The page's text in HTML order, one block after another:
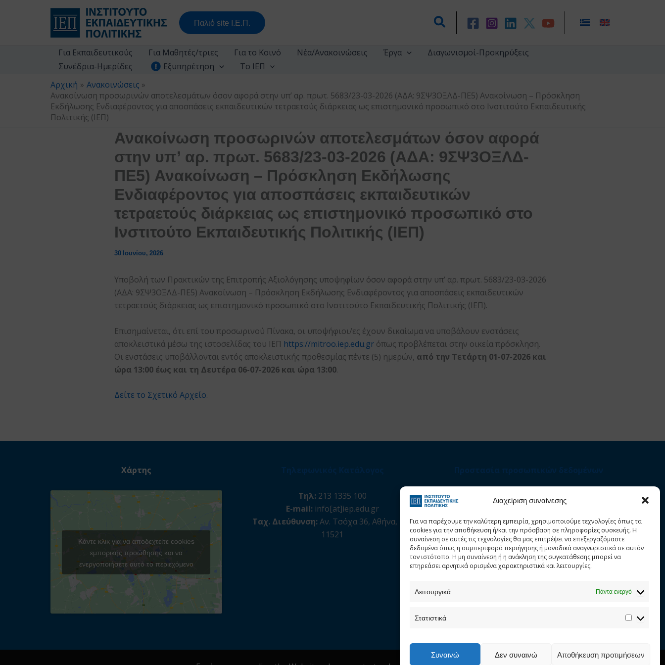
Διαχείριση συναίνεσης
Για να παρέχουμε την καλύτερη εμπειρία, χρησιμοποιούμε τεχνολογίες όπως τα
cookies για την αποθήκευση ή/και την πρόσβαση σε πληροφορίες συσκευής. Η
συναίνεση σε αυτές τις τεχνολογίες θα μας επιτρέψει να επεξεργαζόμαστε
δεδομένα όπως η συμπεριφορά περιήγησης ή μοναδικά αναγνωριστικά σε αυτόν
τον ιστότοπο. Η μη συναίνεση ή η ανάκληση της συγκατάθεσης μπορεί να
επηρεάσει αρνητικά ορισμένα χαρακτηριστικά και λειτουργίες.
Λειτουργικά Πάντα ενεργό
Στατιστικά
Στατιστικά
Συναινώ Δεν συναινώ Αποθήκευση προτιμήσεων
Παλιό site Ι.Ε.Π. Αναζήτηση
Για Εκπαιδευτικούς Για Μαθητές/τριες Για το Κοινό Νέα/Ανακοινώσεις Έργα
Διαγωνισμοί-Προκηρύξεις
Συνέδρια-Ημερίδες
Εξυπηρέτηση
Το ΙΕΠ
Αρχική
Ανακοινώσεις
Ανακοίνωση προσωρινών αποτελεσμάτων όσον αφορά στην υπ’ αρ. πρωτ. 5683/23-03-2026 (ΑΔΑ: 9ΣΨ3ΟΞΛΔ-ΠΕ5) Ανακοίνωση – Πρόσκληση
Εκδήλωσης Ενδιαφέροντος για αποσπάσεις εκπαιδευτικών τετραετούς διάρκειας ως επιστημονικό προσωπικό στο Ινστιτούτο Εκπαιδευτικής
Πολιτικής (ΙΕΠ)
Ανακοίνωση προσωρινών αποτελεσμάτων όσον αφορά
στην υπ’ αρ. πρωτ. 5683/23-03-2026 (ΑΔΑ: 9ΣΨ3ΟΞΛΔ-
ΠΕ5) Ανακοίνωση – Πρόσκληση Εκδήλωσης
Ενδιαφέροντος για αποσπάσεις εκπαιδευτικών
τετραετούς διάρκειας ως επιστημονικό προσωπικό στο
Ινστιτούτο Εκπαιδευτικής Πολιτικής (ΙΕΠ)
30 Ιουνίου, 2026
Υποβολή των Πρακτικών της Επιτροπής Αξιολόγησης υποψηφίων όσον αφορά στην υπ’ αρ. πρωτ. 5683/23-03-2026
(ΑΔΑ: 9ΣΨ3ΟΞΛΔ-ΠΕ5) Ανακοίνωση – Πρόσκληση Εκδήλωσης Ενδιαφέροντος για αποσπάσεις εκπαιδευτικών
τετραετούς διάρκειας ως επιστημονικό προσωπικό στο Ινστιτούτο Εκπαιδευτικής Πολιτικής (ΙΕΠ).
Επισημαίνεται, ότι επί του προσωρινού Πίνακα, οι υποψήφιοι/ες έχουν δικαίωμα να υποβάλουν ενστάσεις
αποκλειστικά μέσω της ιστοσελίδας του ΙΕΠ https://mitroo.iep.edu.gr όπως προβλέπεται στην οικεία πρόσκληση.
Οι ενστάσεις υποβάλλονται εντός αποκλειστικής προθεσμίας πέντε (5) ημερών, από την Τετάρτη 01-07-2026 και
ώρα 13:00 έως και τη Δευτέρα 06-07-2026 και ώρα 13:00.
Δείτε το Σχετικό Αρχείο.
Χάρτης
Κάντε κλικ για να αποδεχτείτε cookies
εμπορικής προώθησης και να
ενεργοποιήσετε αυτό το περιεχόμενο
Τηλ:213 1335 100
E-mail: info[at]iep.edu.gr
Ταχ. Διεύθυνση:Αν. Τσόχα 36, Αθήνα, Τ.Κ.
11521